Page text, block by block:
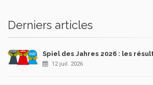
Derniers articles
Spiel des Jahres 2026 : les
12 juil. 2026